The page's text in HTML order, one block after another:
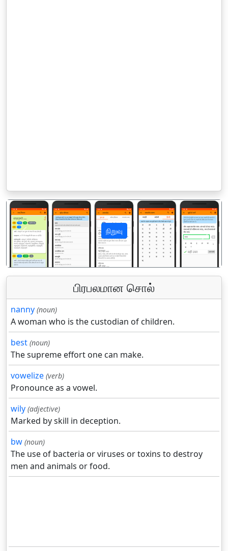
நிறுவு
पिछला अगला
பிரபலமான சொல்
nanny (noun)
A woman who is the custodian of children.
best (noun)
The supreme effort one can make.
vowelize (verb)
Pronounce as a vowel.
wily (adjective)
Marked by skill in deception.
bw (noun)
The use of bacteria or viruses or toxins to destroy
men and animals or food.